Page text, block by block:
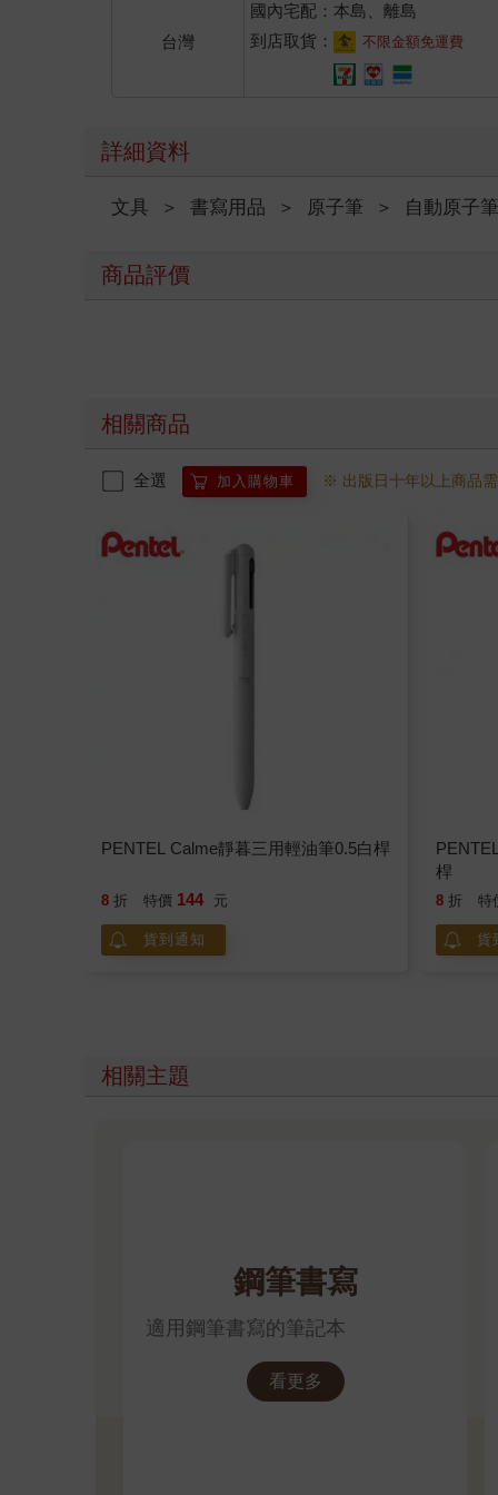
台灣
國內宅配：本島、離島
到店取貨：
不限金額免運費
詳細資料
文具 ＞ 書寫用品 ＞ 原子筆 ＞ 自動原子
商品評價
相關商品
全選 加入購物車 ※ 出版日十年以上商品
PENTEL Calme靜暮三用輕油筆0.5白桿
8 折 特價 144 元
貨到通知
桿
8 折 特
貨
相關主題
鋼筆書寫
適用鋼筆書寫的筆記本
看更多